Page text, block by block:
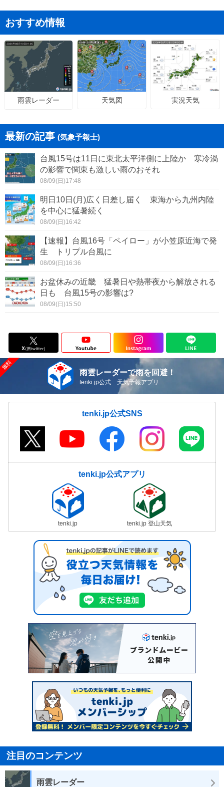
おすすめ情報
雨雲レーダー 天気図 実況天気
最新の記事 (気象予報士)
台風15号は11日に東北太平洋側に上陸か 寒冷渦
の影響で関東も激しい雨のおそれ
08/09(日)17:48
明日10日(月)広く日差し届く 東海から九州内陸
を中心に猛暑続く
08/09(日)16:42
【速報】台風16号「ペイロー」が小笠原近海で発
生 トリプル台風に
08/09(日)16:36
お盆休みの近畿 猛暑日や熱帯夜から解放される
日も 台風15号の影響は?
08/09(日)15:50
雨雲レーダーで雨を回避！
tenki.jp公式 天気予報アプリ
tenki.jp公式SNS
tenki.jp公式アプリ
tenki.jp tenki.jp 登山天気
注目のコンテンツ
雨雲レーダー